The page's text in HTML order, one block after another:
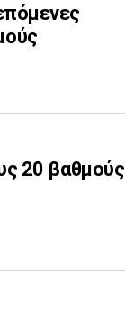
20 βαθμούς